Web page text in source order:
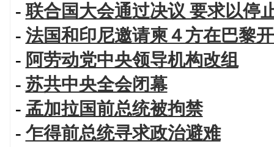
-联合国大会通过决议 要求以停
- 法国和印尼邀请柬４方在巴黎
- 阿劳动党中央领导机构改组
- 苏共中央全会闭幕
- 孟加拉国前总统被拘禁
- 乍得前总统寻求政治避难